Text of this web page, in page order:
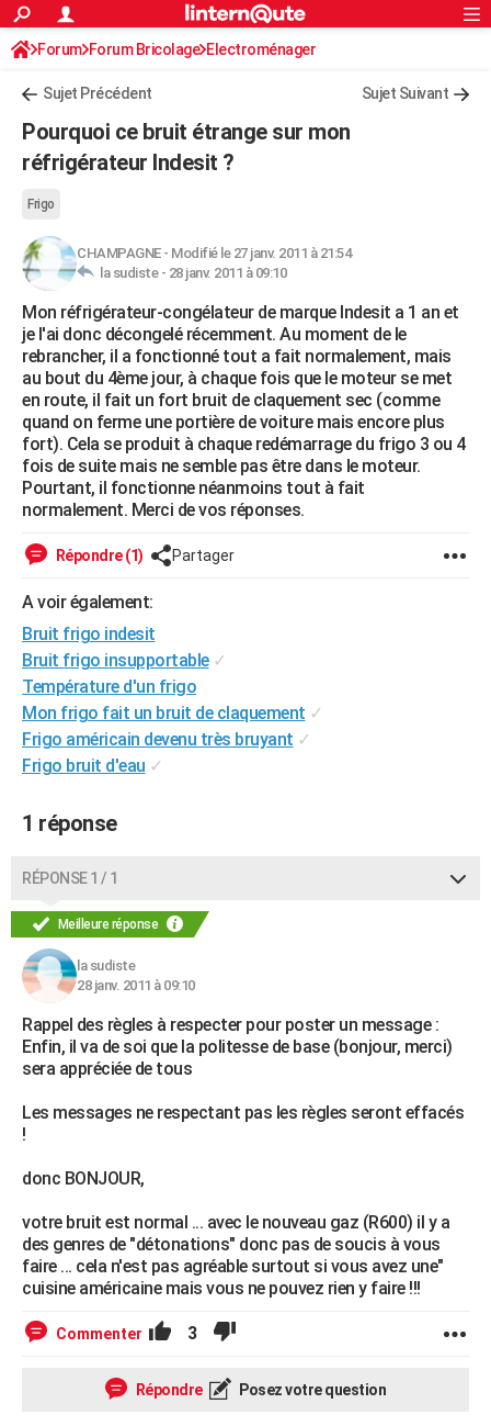
ACTUALITÉS
Politique
Société
Faits Divers
Education
Monde
Villes
+
Programme TV
Streaming
Cinéma
Sorties cinéma
Musique
FINANCE
Retraite
Impôts
Epargne
Immobilier
Risques naturels par ville
Banque
Assurance
Crédit
AUTO
Essais
Réserver un essai
Citadines
Berlines
SUV
Forum auto
HIGH-TECH
Mobiles
Meilleur smartphone
Internet
Ordinateurs
Jeux vidéo
Guide high-tech
BRICOLAGE
Forum
Aménagement intérieur
Extérieur
Cuisine
Salle de bains
Jardinage
Rangement
WEEK-END
Guides de France
Escapades
Patrimoine
Expositions
Musées
Week-end nature
+LIFESTYLE
Art de vivre
Bien-être
Loisirs
Mode
Modes de vie
SANTE
Alimentation
Guide de la santé
Maladies
Médicaments
Sommeil
VOYAGE
Destinations
City break
Voyage nature
Voyage de noces
Forum
Climat
+PHOTO
GUIDES D'ACHAT
BONS PLANS
CARTE DE VOEUX
Carte de Noël
Carte Bonne année
Carte Saint-Valentin
Carte Pâques
Carte d'anniversaire
DICTIONNAIRE
Dictionnaire
Biographies
Citations
Expressions
Proverbes
PROGRAMME TV
S'inscrire
Se connecter
Lycées
Collèges
Primaires
Universités
Entreprises
Service militaire
Avis de recherche
AVIS DE DÉCÈS
FORUM
Bricolage
Lifestyle
Culture
Sport
Auto
Television
Voyage
Cinema
S'inscrire
Connexion
Forum Forum Bricolage Electroménager
Sujet Précédent Sujet Suivant
Pourquoi ce bruit étrange sur mon
réfrigérateur Indesit ?
Frigo
CHAMPAGNE- Modifié le 27 janv. 2011 à 21:54
la sudiste - 28 janv. 2011 à 09:10
Mon réfrigérateur-congélateur de marque Indesit a 1 an et
je l'ai donc décongelé récemment. Au moment de le
rebrancher, il a fonctionné tout a fait normalement, mais
au bout du 4ème jour, à chaque fois que le moteur se met
en route, il fait un fort bruit de claquement sec (comme
quand on ferme une portière de voiture mais encore plus
fort). Cela se produit à chaque redémarrage du frigo 3 ou 4
fois de suite mais ne semble pas être dans le moteur.
Pourtant, il fonctionne néanmoins tout à fait
normalement. Merci de vos réponses.
Répondre (1) Partager
A voir également:
Bruit frigo indesit
Bruit frigo insupportable ✓
Température d'un frigo
Mon frigo fait un bruit de claquement ✓
Frigo américain devenu très bruyant ✓
Frigo bruit d'eau ✓
1 réponse
RÉPONSE 1 / 1
Meilleure réponse
la sudiste
28 janv. 2011 à 09:10
Rappel des règles à respecter pour poster un message :
Enfin, il va de soi que la politesse de base (bonjour, merci)
sera appréciée de tous
Les messages ne respectant pas les règles seront effacés
!
donc BONJOUR,
votre bruit est normal ... avec le nouveau gaz (R600) il y a
des genres de "détonations" donc pas de soucis à vous
faire ... cela n'est pas agréable surtout si vous avez une"
cuisine américaine mais vous ne pouvez rien y faire !!!
Commenter 3
Répondre Posez votre question